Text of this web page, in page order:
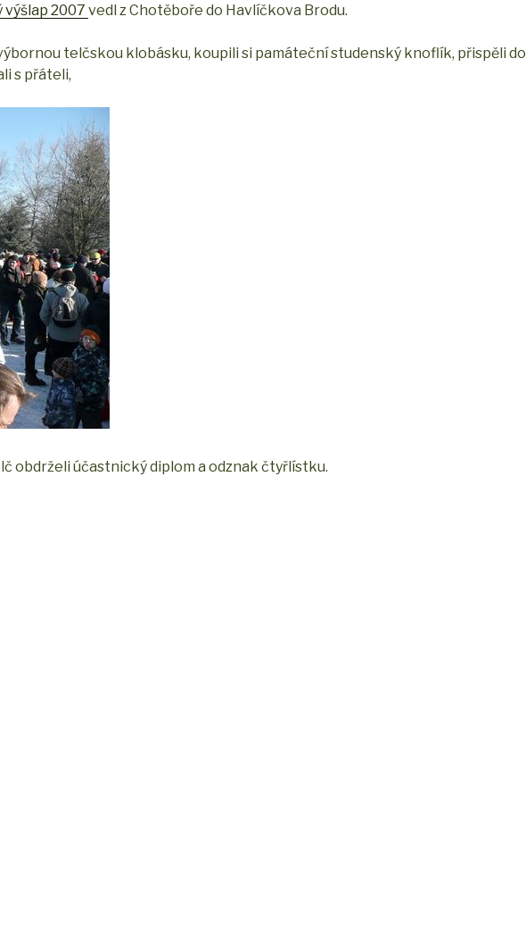
2007 vedl z Chotěboře do Havlíčkova Brodu.
telčskou klobásku, koupili si památeční studenský knoflík, přispěli do
s přáteli,
obdrželi účastnický diplom a odznak čtyřlístku.